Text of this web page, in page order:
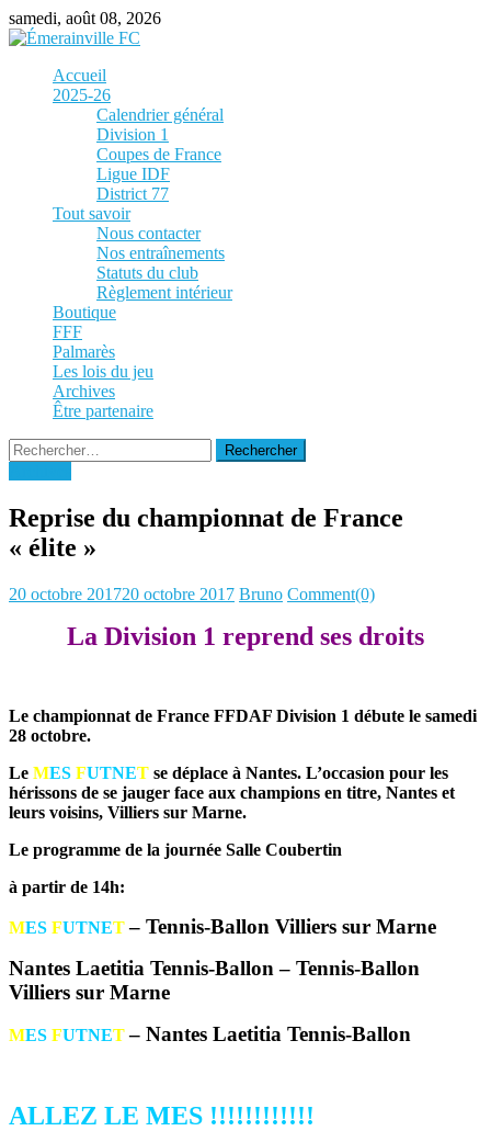
Skip
to
samedi, août 08, 2026
Accueil
2025-26
Calendrier général
Division 1
Coupes de France
Ligue IDF
District 77
Tout savoir
Nous contacter
Nos entraînements
Statuts du club
Règlement intérieur
Boutique
FFF
Palmarès
Les lois du jeu
Archives
Être partenaire
Rechercher :
Reprise du championnat de France
« élite »
Posted
20 octobre 201720 octobre 2017 Author
Bruno Comment(0)
La Division 1 reprend ses droits
Le championnat de France FFDAF Division 1 débute le samedi
28 octobre.
Le MES FUTNET se déplace à Nantes. L’occasion pour les
hérissons de se jauger face aux champions en titre, Nantes et
leurs voisins, Villiers sur Marne.
Le programme de la journée Salle Coubertin
à partir de 14h:
MES FUTNET – Tennis-Ballon Villiers sur Marne
Nantes Laetitia Tennis-Ballon – Tennis-Ballon
Villiers sur Marne
MES FUTNET – Nantes Laetitia Tennis-Ballon
ALLEZ LE MES !!!!!!!!!!!!